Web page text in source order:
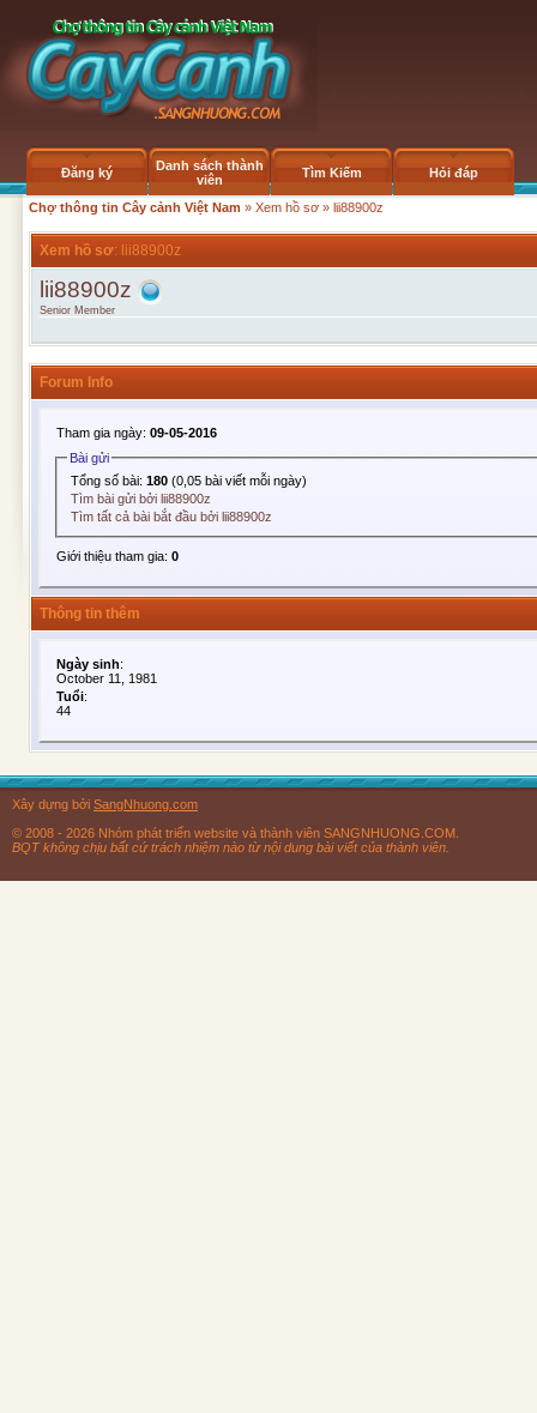
Đăng ký
Danh sách thành
viên
Tìm Kiếm Hỏi đáp
Chợ thông tin Cây cảnh Việt Nam » Xem hồ sơ » lii88900z
Xem hồ sơ: lii88900z
lii88900z
Senior Member
Forum Info
Tham gia ngày: 09-05-2016
Bài gửi
Tổng số bài:180 (0,05 bài viết mỗi ngày)
Tìm bài gửi bởi lii88900z
Tìm tất cả bài bắt đầu bởi lii88900z
Giới thiệu tham gia: 0
Thông tin thêm
Ngày sinh:
October 11, 1981
Tuổi:
44
Xây dựng bởi SangNhuong.com
© 2008 - 2026 Nhóm phát triển website và thành viên SANGNHUONG.COM.
BQT không chịu bất cứ trách nhiệm nào từ nội dung bài viết của thành viên.